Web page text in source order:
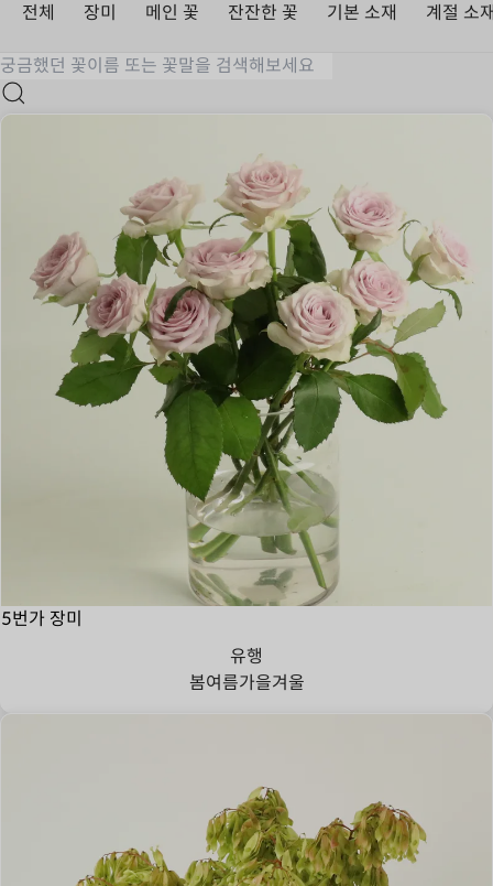
전체 장미 메인 꽃 잔잔한 꽃 기본 소재 계절 소
5번가 장미
유행
봄여름가을겨울